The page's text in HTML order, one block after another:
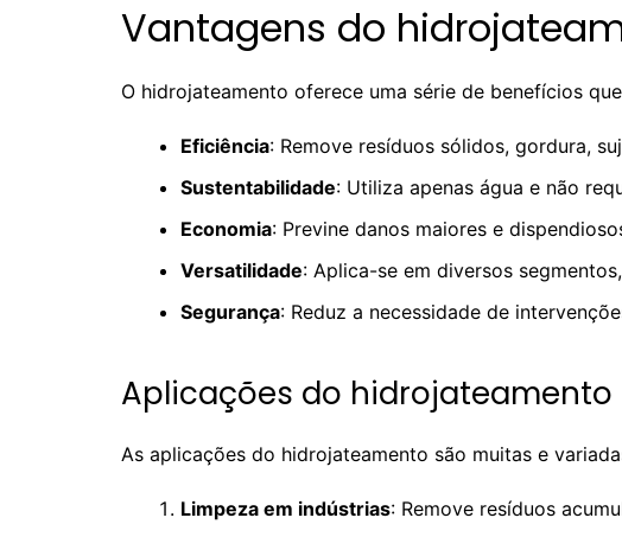
Vantagens do
O hidrojateamento oferece uma série de benefícios
Eficiência: Remove resíduos sólidos, gordura,
Sustentabilidade: Utiliza apenas água e não
Economia: Previne danos maiores e
Versatilidade: Aplica-se em diversos
Segurança: Reduz a necessidade de
Aplicações do hidrojateamento
As aplicações do hidrojateamento são muitas e
Limpeza em indústrias: Remove resíduos